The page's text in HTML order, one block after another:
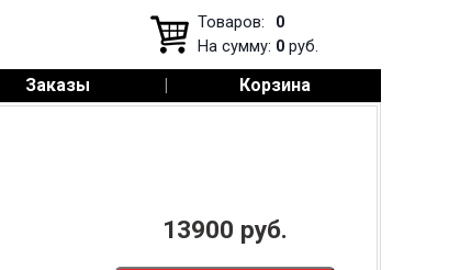
Товаров:
0
На сумму: 0 руб.
Заказы | Корзина
13900 руб.